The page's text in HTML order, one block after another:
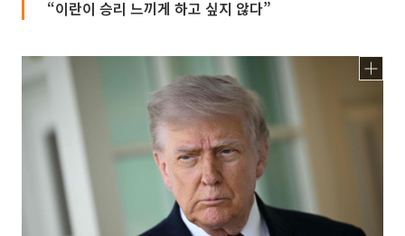
“이란이 승리 느끼게 하고 싶지 않다”